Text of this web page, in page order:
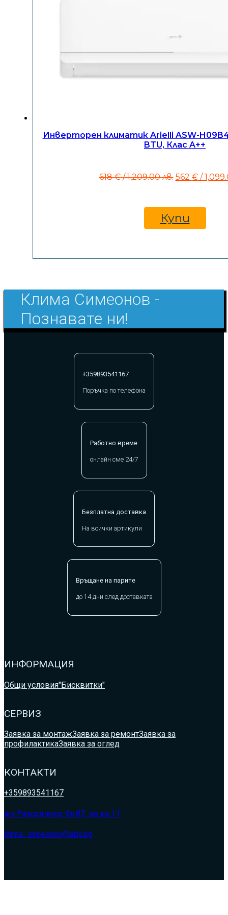
Инверторен климатик Arielli ASW-
BTU, Клас A++
618€ / 1,209.00 лв. Original
618 €
/
1,209.00
562 € /
Купи
Клима Симеонов -
Познавате ни!
+359893541167
Поръчка по телефона
Работно време
онлайн сме 24/7
Безплатна доставка
На всички артикули
Връщане на парите
до 14 дни след доставката
ИНФОРМАЦИЯ
Общи условия"Бисквитки"
СЕРВИЗ
Заявка за монтажЗаявка за ремонтЗаявка за
профилактикаЗаявка за оглед
КОНТАКТИ
+359893541167
жк.Разсадника, бл.87, до вх.11
klima_simeonov@abv.bg